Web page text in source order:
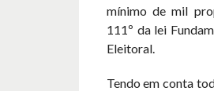
mínimo de mil
111º da lei
Eleitoral.
Tendo em conta